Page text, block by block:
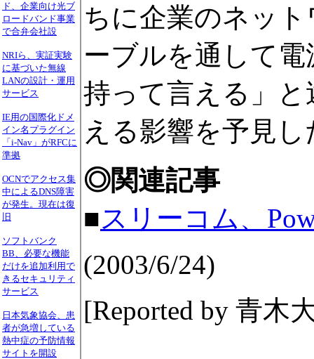
ド、企業向け光ブ
ロードバンド事業
で合弁会社設
NRIら、実証実験
に基づいた無線
LANの設計・運用
サービス
IE用の国際化ドメ
イン名プラグイン
「i-Nav」がRFCに
準拠
OCNでアクセス集
中によるDNS障害
が発生。現在は復
旧
ソフトバンク
BB、必要な機能
だけを追加利用で
きるセキュリティ
サービス
日本気象協会、患
者が急増している
熱中症の予防情報
サイトを開設
ちに企業のネッ
ーブルを通して
持って言える」
える影響を予見し
◎関連記事
■スリーコム、
(2003/6/24)
[Reported by 青木